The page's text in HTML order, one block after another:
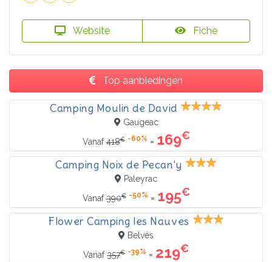
Website Fiche
Top aanbiedingen
Camping Moulin de David
Gaugeac
Vanaf418€ -60% = 169€
Camping Noix de Pecan'y
Paleyrac
Vanaf390€ -50% = 195€
Flower Camping les Nauves
Belvès
Vanaf357€ -39% = 219€